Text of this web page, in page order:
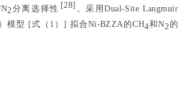
2分离选择性 [28] 。采用Dual-Site Langmuir
模型 [式（1）] 拟合Ni-BZZA的CH4和N2的